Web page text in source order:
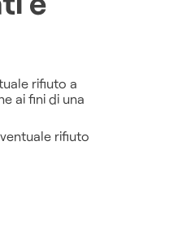
rifiuto a
ai fini di una
rifiuto